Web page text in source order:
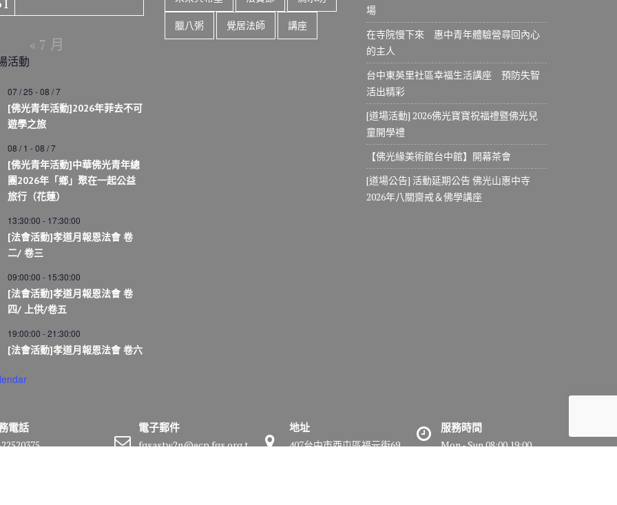
« 7 月
活動
07 / 25 -08 / 7
[佛光青年活動]2026年菲去不可
遊學之旅
08 / 1 -08 / 7
[佛光青年活動]中華佛光青年總
團2026年「鄉」聚在一起公益
旅行（花蓮）
13:30:00 - 17:30:00
[法會活動]孝道月報恩法會 卷
二/ 卷三
09:00:00 - 15:30:00
[法會活動]孝道月報恩法會 卷
四/ 上供/卷五
19:00:00 -21:30:00
[法會活動]孝道月報恩法會 卷六
臘八粥 覺居法師 講座
場
在寺院慢下來 惠中青年體驗營尋回內心
的主人
台中東英里社區幸福生活講座 預防失智
活出精彩
[道場活動] 2026佛光寶寶祝福禮暨佛光兒
童開學禮
【佛光緣美術館台中館】開幕茶會
[道場公告] 活動延期公告 佛光山惠中寺
2026年八關齋戒＆佛學講座
電話
電子郵件
fgsastw2n@ecp.fgs.org.t
地址
407台中市西屯區福元街69
服務時間
Mon - Sun 08:00 19:00